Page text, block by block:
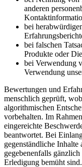
anderen
bei
bei falschen
Produkte oder
bei Verwendung
Verwendung
Bewertungen und
menschlich geprüft,
algorithmischen
vorbehalten. Im
eingereichte
beantwortet. Bei
gegenständliche
gegebenenfalls
Erledigung bemüht sind.